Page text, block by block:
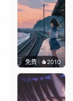
免费 2010辰东